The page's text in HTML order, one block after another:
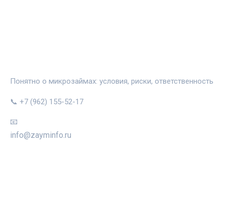
Понятно о микрозаймах: условия, риски, ответственность
📞 +7 (962) 155-52-17
📧
info@zayminfo.ru